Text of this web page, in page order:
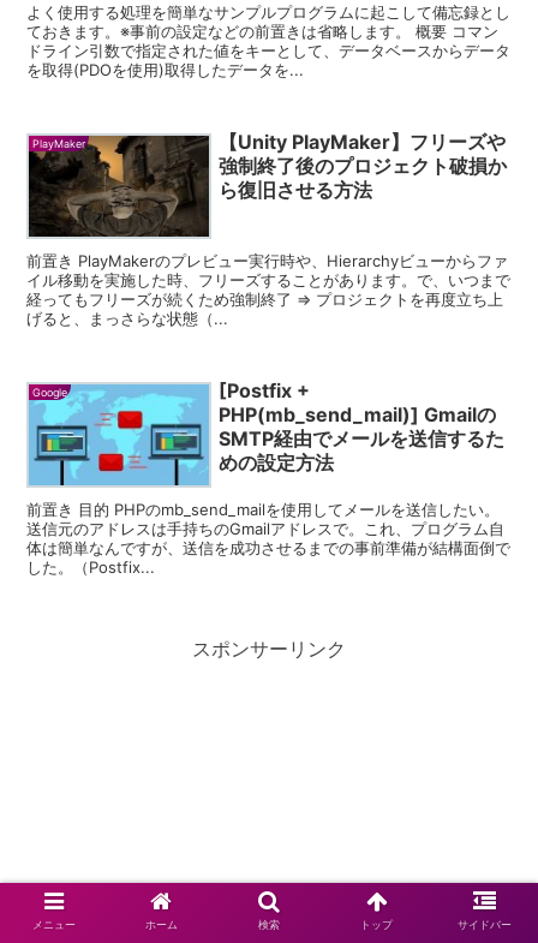
よく使用する処理を簡単なサンプルプログラムに起こして備忘録とし
ておきます。※事前の設定などの前置きは省略します。 概要 コマン
ドライン引数で指定された値をキーとして、データベースからデータ
を取得(PDOを使用)取得したデータを...
PlayMaker
【Unity PlayMaker】フリーズや
強制終了後のプロジェクト破損か
ら復旧させる方法
前置き PlayMakerのプレビュー実行時や、Hierarchyビューからファ
イル移動を実施した時、フリーズすることがあります。で、いつまで
経ってもフリーズが続くため強制終了 => プロジェクトを再度立ち上
げると、まっさらな状態（...
Google
[Postfix +
PHP(mb_send_mail)] Gmailの
SMTP経由でメールを送信するた
めの設定方法
前置き 目的 PHPのmb_send_mailを使用してメールを送信したい。
送信元のアドレスは手持ちのGmailアドレスで。これ、プログラム自
体は簡単なんですが、送信を成功させるまでの事前準備が結構面倒で
した。（Postfix...
スポンサーリンク
メニュー ホーム 検索 トップ サイドバー